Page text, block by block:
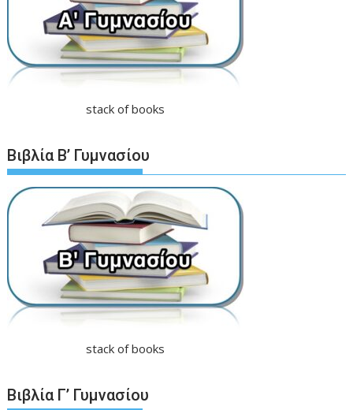
stack of books
Βιβλία Β’ Γυμνασίου
stack of books
Βιβλία Γ’ Γυμνασίου